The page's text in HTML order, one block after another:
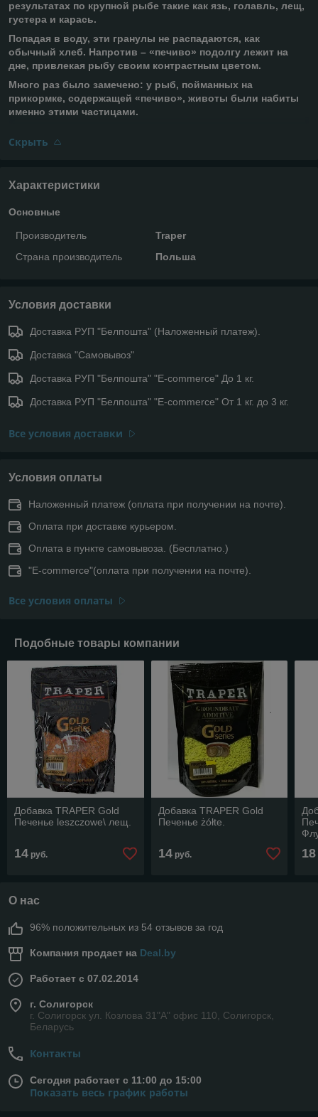
результатах по крупной рыбе такие как язь, голавль, лещ,
густера и карась.
Попадая в воду, эти гранулы не распадаются, как
обычный хлеб. Напротив – «печиво» подолгу лежит на
дне, привлекая рыбу своим контрастным цветом.
Много раз было замечено: у рыб, пойманных на
прикормке, содержащей «печиво», животы были набиты
именно этими частицами.
Скрыть
Характеристики
Основные
Производитель
Traper
Страна производитель
Польша
Условия доставки
Доставка РУП "Белпошта" (Наложенный платеж).
Доставка "Самовывоз"
Доставка РУП "Белпошта" "E-commerce" До 1 кг.
Доставка РУП "Белпошта" "E-commerce" От 1 кг. до 3 кг.
Все условия доставки
Условия оплаты
Наложенный платеж (оплата при получении на почте).
Оплата при доставке курьером.
Оплата в пункте самовывоза. (Бесплатно.)
"E-commerce"(оплата при получении на почте).
Все условия оплаты
Подобные товары компании
Добавка TRAPER Gold
Печенье leszczowe\ лещ.
14 руб.
Добавка TRAPER Gold
Печенье żółte.
14руб. 18
О нас
96% положительных из 54 отзывов за год
Компания продает на Deal.by
Работает с 07.02.2014
г. Солигорск
г. Солигорск ул. Козлова 31"А" офис 110, Солигорск,
Беларусь
Контакты
Сегодня работает с 11:00 до 15:00
Показать весь график работы